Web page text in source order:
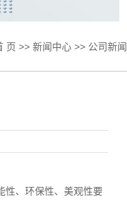
页 >> 新闻中心 >> 公司新闻
性、环保性、美观性要